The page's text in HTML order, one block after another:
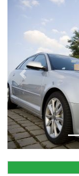
Previous